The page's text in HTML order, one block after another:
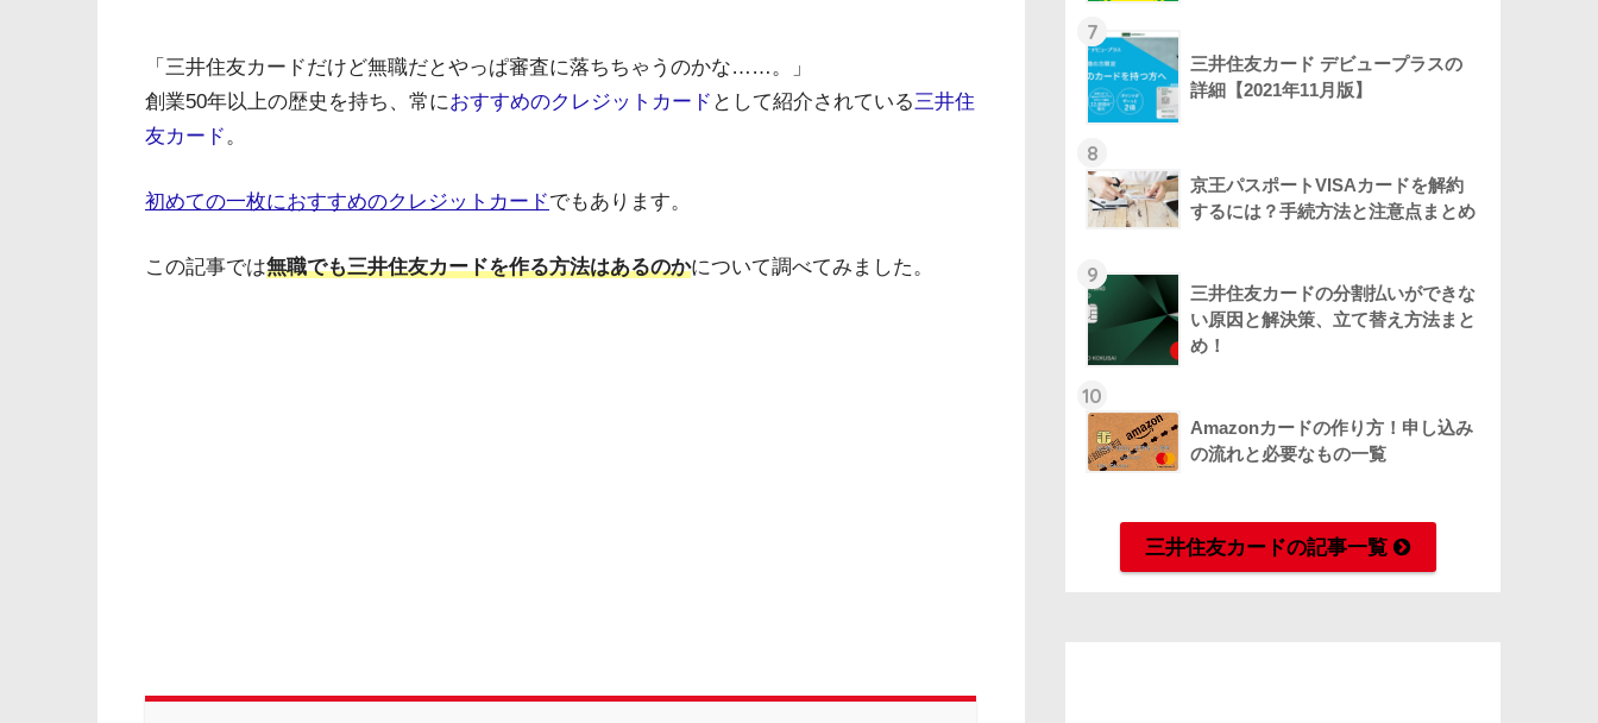
「三井住友カードだけど無職だとやっぱ審査に落ちちゃうのかな……。」
創業50年以上の歴史を持ち、常におすすめのクレジットカード として紹介されている三井住
友カード。
初めての一枚におすすめのクレジットカードでもあります。
この記事では無職でも三井住友カードを作る方法はあるのかについて調べてみました。
7
三井住友カード デビュープラスの
詳細【2021年11月版】
8
京王パスポートVISAカードを解約
するには？手続方法と注意点まとめ
9
三井住友カードの分割払いができな
い原因と解決策、立て替え方法まと
め！
10
Amazonカードの作り方！申し込み
の流れと必要なもの一覧
三井住友カードの記事一覧